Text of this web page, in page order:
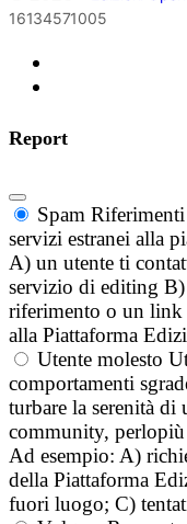
16134571005
Report
Spam
servizi estranei alla
A) un utente ti
servizio di editing
riferimento o un link
alla Piattaforma
Utente molesto
comportamenti
turbare la serenità
community,
Ad esempio: A)
della Piattaforma
fuori luogo; C)